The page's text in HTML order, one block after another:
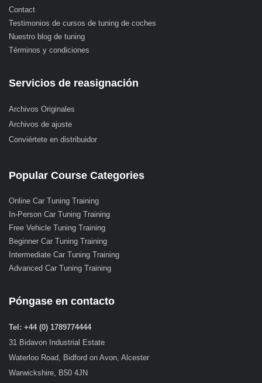
Contact
Testimonios de cursos de tuning de coches
Nuestro blog de tuning
Términos y condiciones
Servicios de reasignación
Archivos Originales
Archivos de ajuste
Conviértete en distribuidor
Popular Course Categories
Online Car Tuning Training
In-Person Car Tuning Training
Free Vehicle Tuning Training
Beginner Car Tuning Training
Intermediate Car Tuning Training
Advanced Car Tuning Training
Póngase en contacto
Tel: +44 (0) 1789774444
31 Bidavon Industrial Estate
Waterloo Road, Bidford on Avon, Alcester
Warwickshire, B50 4JN